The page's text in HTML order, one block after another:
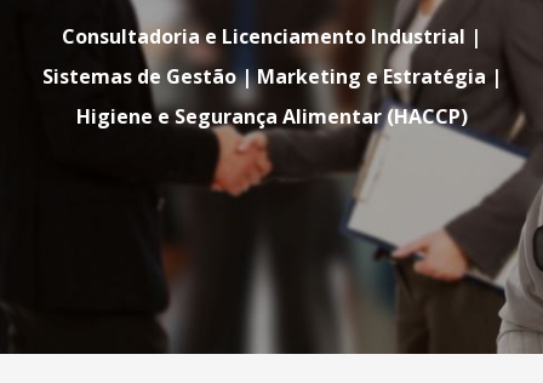
Consultadoria e Licenciamento Industrial |
Sistemas de Gestão | Marketing e Estratégia |
Higiene e Segurança Alimentar (HACCP)